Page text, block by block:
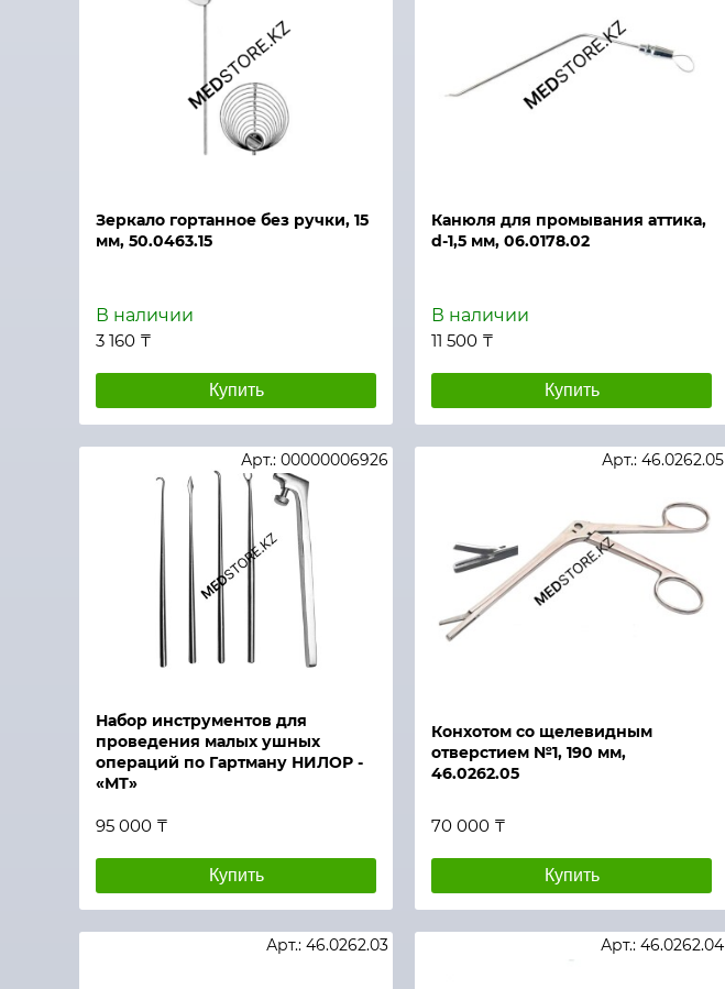
Зеркало гортанное без ручки, 15
мм, 50.0463.15
В наличии
3 160 ₸
Купить
Канюля для промывания аттика,
d-1,5 мм, 06.0178.02
В наличии
11 500 ₸
Купить
Набор инструментов для
проведения малых ушных
операций по Гартману НИЛОР -
«МТ»
Арт.: 00000006926
95 000 ₸
Купить
Конхотом со щелевидным
отверстием №1, 190 мм,
46.0262.05
Арт.: 46.0262.05
70 000 ₸
Купить
Арт.: 46.0262.03 Арт.: 46.0262.04